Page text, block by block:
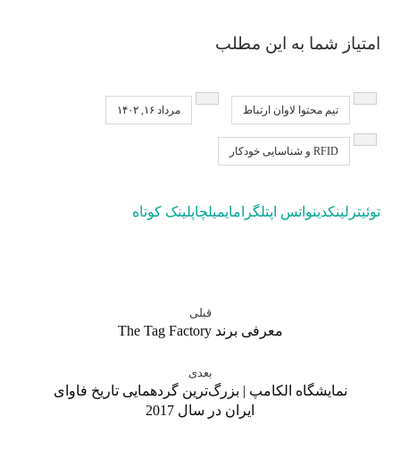
امتیاز شما به این مطلب
تیم محتوا لاوان ارتباط مرداد ۱۶, ۱۴۰۲
RFID و شناسایی خودکار
توئیتر لینکدینواتس اپتلگرامایمیلچاپلینک کوتاه
قبلی
معرفی برند The Tag Factory
بعدی
نمایشگاه الکامپ | بزرگ‌ترین گردهمایی تاریخ فاوای
ایران در سال 2017